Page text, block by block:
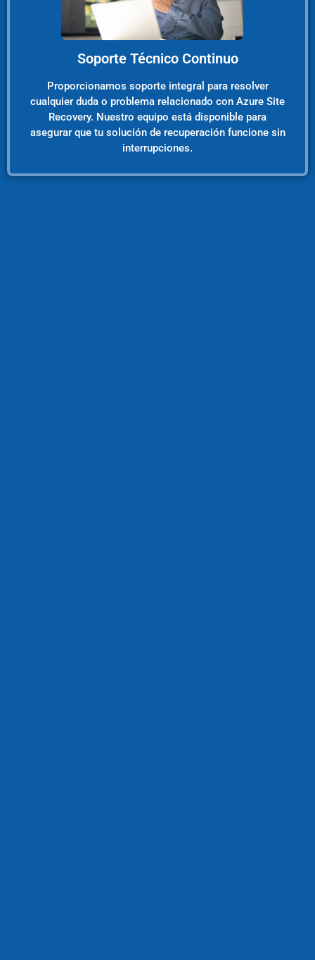
Soporte Técnico Continuo
Proporcionamos soporte integral para resolver
cualquier duda o problema relacionado con Azure Site
Recovery. Nuestro equipo está disponible para
asegurar que tu solución de recuperación funcione sin
interrupciones.